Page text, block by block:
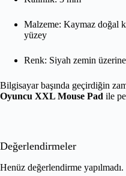
Malzeme: Kaymaz doğal
yüzey
Renk: Siyah zemin
Bilgisayar başında geçirdiğin
Oyuncu XXL Mouse Pad ile
Değerlendirmeler
Henüz değerlendirme yapılmadı.